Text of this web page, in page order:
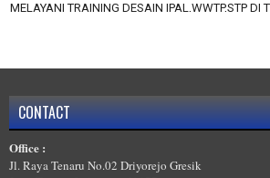
MELAYANI TRAINING DESAIN IPAL,WWTP,STP DI
MELAYANI TRAINING DESAIN IPAL,WWTP,STP DI
MELAYANI TRAINING DESAIN IPAL,WWTP,STP DI
CONTACT
Office :
Jl. Raya Tenaru No.02 Driyorejo Gresik